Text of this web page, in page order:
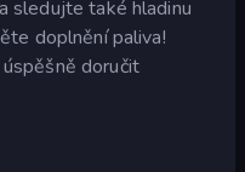
sledujte také hladinu
doplnění paliva!
doručit